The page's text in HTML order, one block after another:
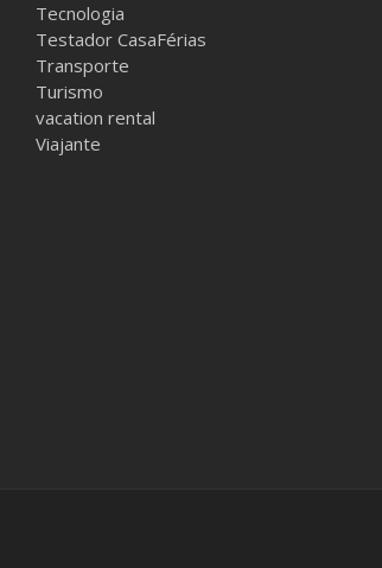
Tecnologia
Testador CasaFérias
Transporte
Turismo
vacation rental
Viajante